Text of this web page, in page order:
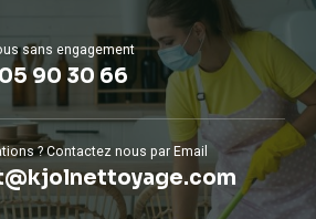
sans engagement
90 30 66
? Contactez nous par Email